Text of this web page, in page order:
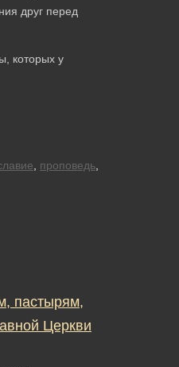
друг перед
которых у
проповедь
пастырям,
Церкви